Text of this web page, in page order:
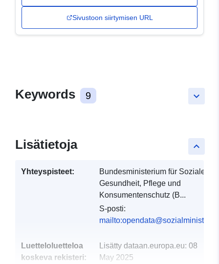
Sivustoon siirtymisen URL
keyboard_arrow_down
Keywords 9
keyboard_arrow_up
Lisätietoja
Yhteyspisteet:
Bundesministerium für Soziales,
Gesundheit, Pflege und
Konsumentenschutz (B...
S-posti:
Luetteloluetteloa
koskeva rekisteri:
Lisätty dataan.europa.eu: 08
May 2025